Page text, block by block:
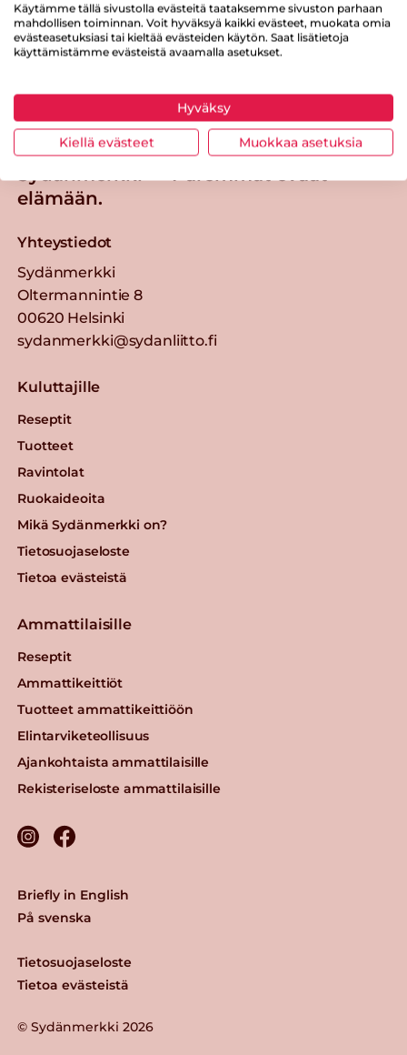
Takaisin ylös
Sydänmerkki — Paremmat eväät
elämään.
Yhteystiedot
Sydänmerkki
Oltermannintie 8
00620 Helsinki
sydanmerkki@sydanliitto.fi
Kuluttajille
Reseptit
Tuotteet
Ravintolat
Ruokaideoita
Mikä Sydänmerkki on?
Tietosuojaseloste
Tietoa evästeistä
Ammattilaisille
Reseptit
Ammattikeittiöt
Tuotteet ammattikeittiöön
Elintarviketeollisuus
Ajankohtaista ammattilaisille
Rekisteriseloste ammattilaisille
© Sydänmerkki 2026
Tietosuojaseloste
Tietoa evästeistä
Briefly in English
På svenska
Käytämme tällä sivustolla evästeitä taataksemme sivuston parhaan
mahdollisen toiminnan. Voit hyväksyä kaikki evästeet, muokata omia
evästeasetuksiasi tai kieltää evästeiden käytön. Saat lisätietoja
käyttämistämme evästeistä avaamalla asetukset.
Hyväksy
Kiellä evästeet Muokkaa asetuksia